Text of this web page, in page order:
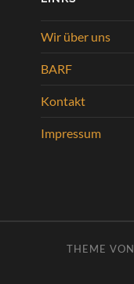
Wir über uns
BARF
Kontakt
Impressum
THEME VON